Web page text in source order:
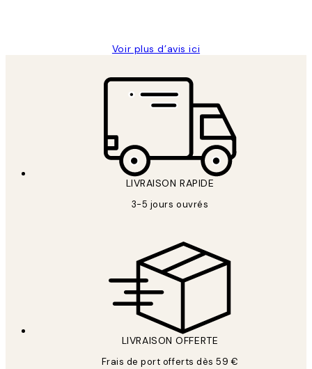
Voir plus d’avis ici
LIVRAISON RAPIDE
3-5 jours ouvrés
LIVRAISON OFFERTE
Frais de port offerts dès 59 €